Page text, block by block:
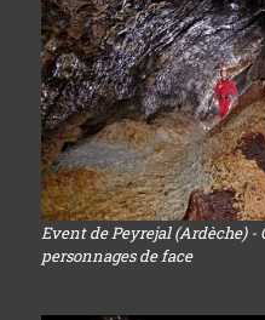
Event de Peyrejal (Ardèche) -
personnages de face